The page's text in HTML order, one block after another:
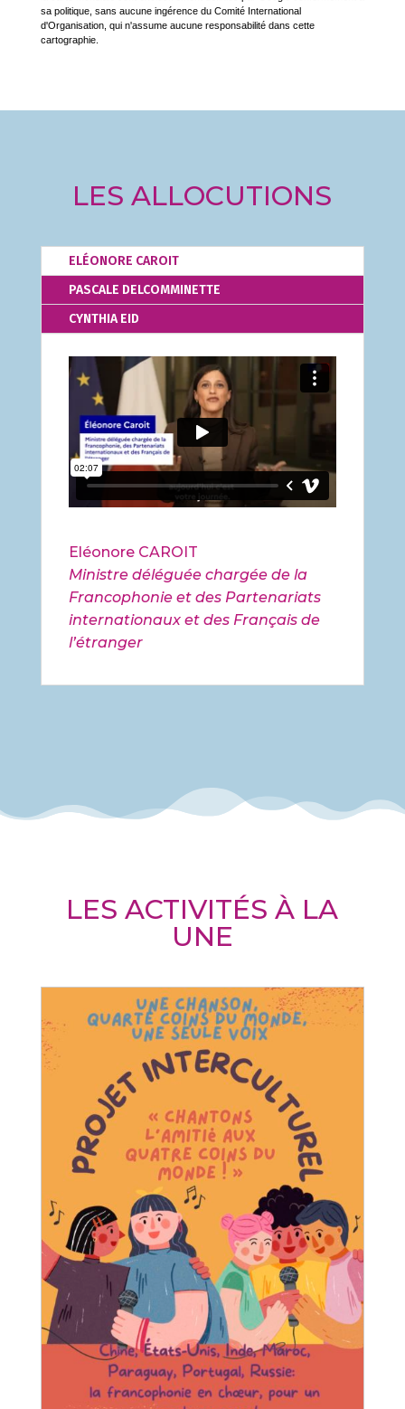
sa politique, sans aucune ingérence du Comité International
d'Organisation, qui n'assume aucune responsabilité dans cette
cartographie.
LES ALLOCUTIONS
ELÉONORE CAROIT
PASCALE DELCOMMINETTE
CYNTHIA EID
Eléonore CAROIT
Ministre déléguée chargée de la
Francophonie et des Partenariats
internationaux et des Français de
l’étranger
LES ACTIVITÉS À LA
UNE